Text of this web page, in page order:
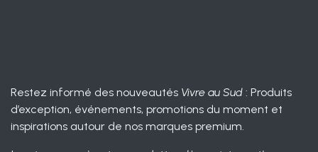
Restez informé des nouveautés Vivre au Sud : Produits
d’exception, événements, promotions du moment et
inspirations autour de nos marques premium.